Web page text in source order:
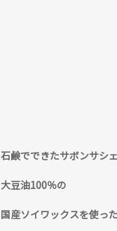
石鹸でできたサボンサシ
大豆油100％の
国産ソイワックスを使った